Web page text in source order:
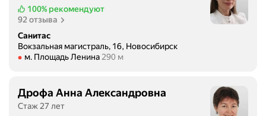
100% рекомендуют
92 отзыва
Санитас
Вокзальная магистраль, 16, Новосибирск
Метро м. Площадь Ленина Расстояние 290 м
м. Площадь Ленина 290 м
Дрофа Анна Александровна
Стаж 27 лет